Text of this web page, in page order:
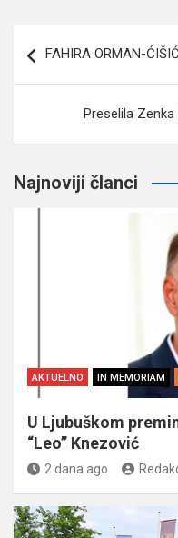
članaka
FAHIRA ORMAN-ĆIŠIĆ
Preselila
Najnoviji članci
AKTUELNO IN MEMORIAM
U Ljubuškom
“Leo” Knezović
2 dana ago